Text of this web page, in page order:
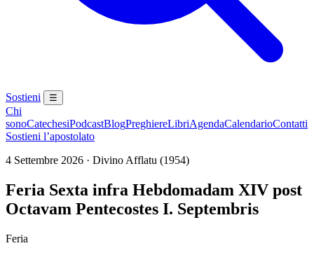
Sostieni ☰
Chi
sonoCatechesiPodcastBlogPreghiereLibriAgendaCalendarioContatti
Sostieni l’apostolato
4 Settembre 2026 · Divino Afflatu (1954)
Feria Sexta infra Hebdomadam XIV post
Octavam Pentecostes I. Septembris
Feria